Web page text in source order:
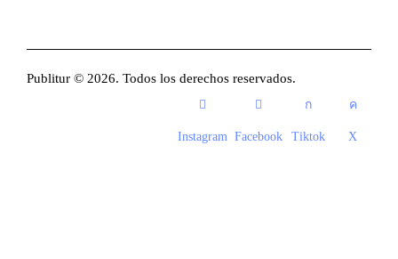
Publitur © 2026. Todos los derechos reservados.
Instagram Facebook Tiktok X